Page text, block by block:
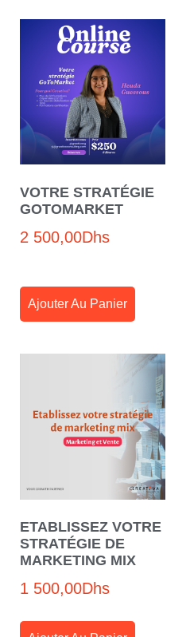
VOTRE STRATÉGIE
GOTOMARKET
2 500,00Dhs
Ajouter Au Panier
ETABLISSEZ VOTRE
STRATÉGIE DE
MARKETING MIX
1 500,00Dhs